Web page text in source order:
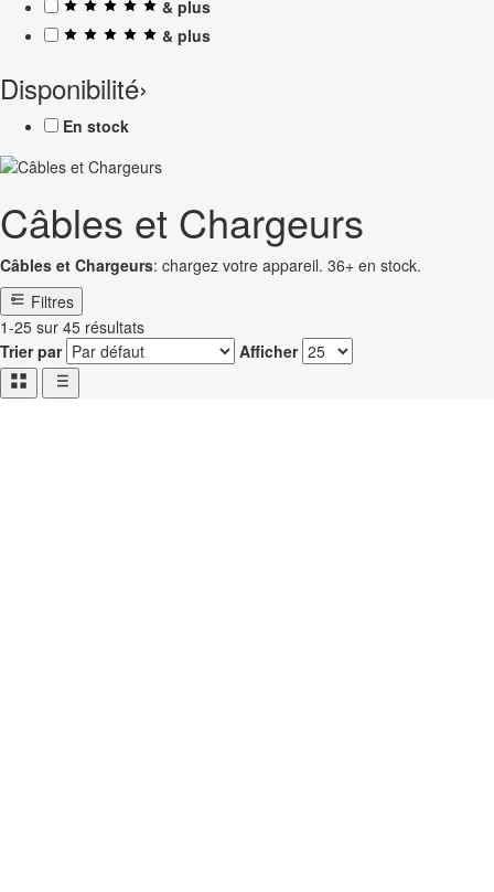
& plus
& plus
Disponibilité›
En stock
Câbles et Chargeurs
Câbles et Chargeurs: chargez votre appareil. 36+ en stock.
Filtres
1-25 sur 45 résultats
Trier par
Afficher